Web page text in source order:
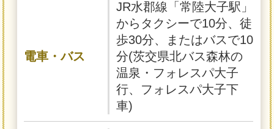
電車・バス
JR水郡線「常陸大子駅」
からタクシーで10分、徒
歩30分、またはバスで10
分(茨交県北バス森林の
温泉・フォレスパ大子
行、フォレスパ大子下
車)